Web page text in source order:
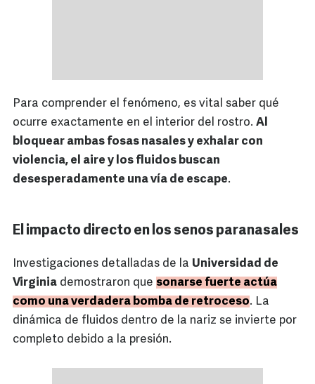
Para comprender el fenómeno, es vital saber qué
ocurre exactamente en el interior del rostro. Al
bloquear ambas fosas nasales y exhalar con
violencia, el aire y los fluidos buscan
desesperadamente una vía de escape.
El impacto directo en los senos paranasales
Investigaciones detalladas de la Universidad de
Virginia demostraron que sonarse fuerte actúa
como una verdadera bomba de retroceso. La
dinámica de fluidos dentro de la nariz se invierte por
completo debido a la presión.